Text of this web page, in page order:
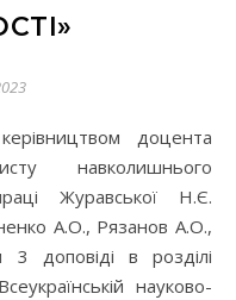
навколишнього
Журавської Н.Є.
А.О., Рязанов А.О.,
доповіді в розділі
науково-